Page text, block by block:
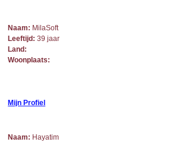
Naam: MilaSoft
Leeftijd: 39 jaar
Land:
Woonplaats:
Mijn Profiel
Naam: Hayatim